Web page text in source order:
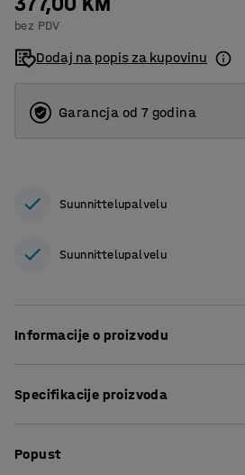
bez PDV
Dodaj na popis za kupovinu
Garancja od 7 godina
Suunnittelupalvelu
Suunnittelupalvelu
Informacije o proizvodu
Može se koristiti za odvajanje
Specifikacije proizvoda
Širina:
Popust